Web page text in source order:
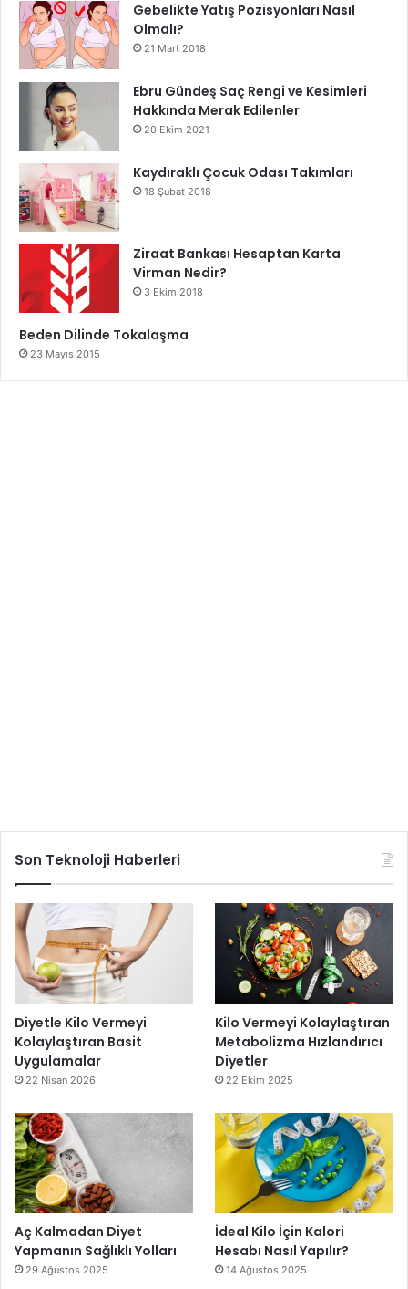
Gebelikte Yatış Pozisyonları Nasıl
Olmalı?
21 Mart 2018
Ebru Gündeş Saç Rengi ve Kesimleri
Hakkında Merak Edilenler
20 Ekim 2021
Kaydıraklı Çocuk Odası Takımları
18 Şubat 2018
Ziraat Bankası Hesaptan Karta
Virman Nedir?
3 Ekim 2018
Beden Dilinde Tokalaşma
23 Mayıs 2015
Son Teknoloji Haberleri
Diyetle Kilo Vermeyi
Kolaylaştıran Basit
Uygulamalar
22 Nisan 2026
Kilo Vermeyi Kolaylaştıran
Metabolizma Hızlandırıcı
Diyetler
22 Ekim 2025
Aç Kalmadan Diyet
Yapmanın Sağlıklı Yolları
29 Ağustos 2025
İdeal Kilo İçin Kalori
Hesabı Nasıl Yapılır?
14 Ağustos 2025